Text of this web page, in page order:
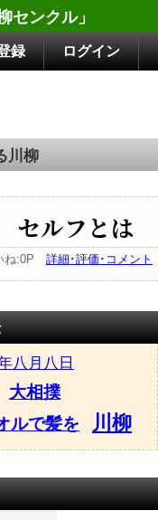
センクル」
録 ログイン
川柳
ルフとは
ね:0P 詳細･評価･コメント
八月八日
大相撲
ルで髪を 川柳